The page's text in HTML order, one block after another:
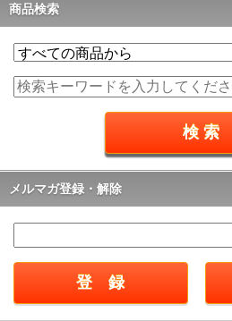
商品検索
メルマガ登録・解除